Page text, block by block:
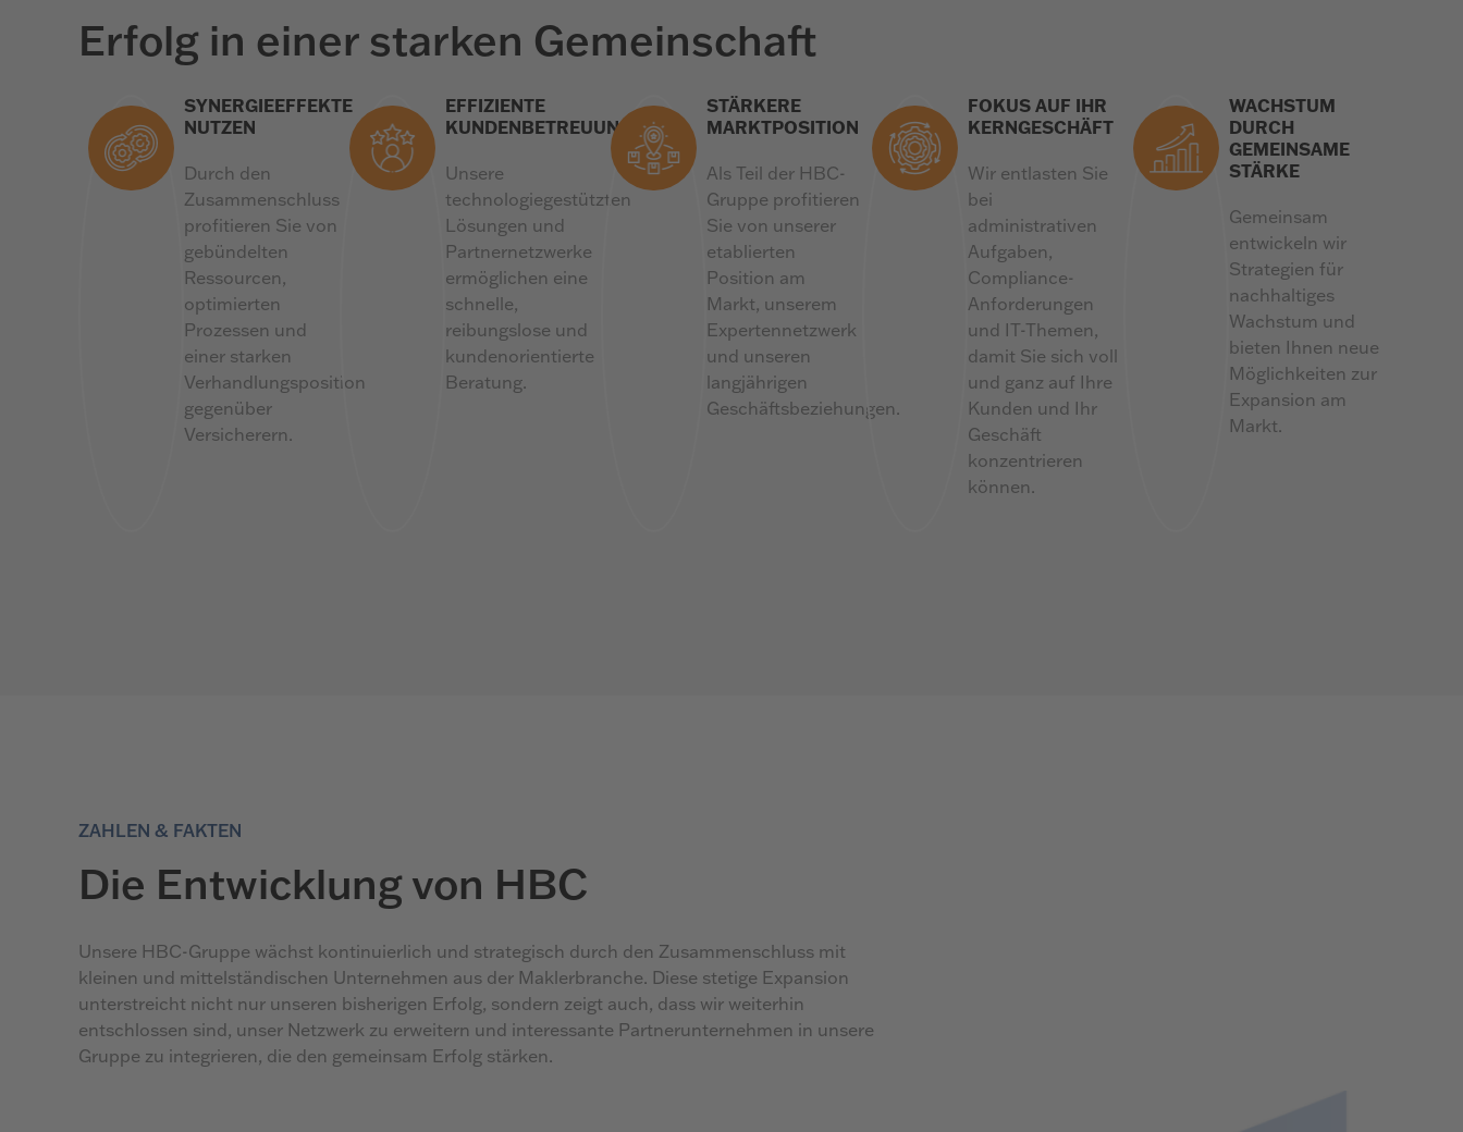
Erfolg in einer starken Gemeinschaft
SYNERGIEEFFEKTE
NUTZEN
Durch den
Zusammenschluss
profitieren Sie von
gebündelten
Ressourcen,
optimierten
Prozessen und
einer starken
Verhandlungsposition
gegenüber
Versicherern.
EFFIZIENTE
KUNDENBETREUUNG
Unsere
technologiegestützten
Lösungen und
Partnernetzwerke
ermöglichen eine
schnelle,
reibungslose und
kundenorientierte
Beratung.
STÄRKERE
MARKTPOSITION
Als Teil der HBC-
Gruppe profitieren
Sie von unserer
etablierten
Position am
Markt, unserem
Expertennetzwerk
und unseren
langjährigen
Geschäftsbeziehungen.
FOKUS AUF IHR
KERNGESCHÄFT
Wir entlasten Sie
bei
administrativen
Aufgaben,
Compliance-
Anforderungen
und IT-Themen,
damit Sie sich voll
und ganz auf Ihre
Kunden und Ihr
Geschäft
konzentrieren
können.
WACHSTUM
DURCH
GEMEINSAME
STÄRKE
Gemeinsam
entwickeln wir
Strategien für
nachhaltiges
Wachstum und
bieten Ihnen neue
Möglichkeiten zur
Expansion am
Markt.
ZAHLEN & FAKTEN
Die Entwicklung von HBC
Unsere HBC-Gruppe wächst kontinuierlich und strategisch durch den Zusammenschluss mit
kleinen und mittelständischen Unternehmen aus der Maklerbranche. Diese stetige Expansion
unterstreicht nicht nur unseren bisherigen Erfolg, sondern zeigt auch, dass wir weiterhin
entschlossen sind, unser Netzwerk zu erweitern und interessante Partnerunternehmen in unsere
Gruppe zu integrieren, die den gemeinsam Erfolg stärken.